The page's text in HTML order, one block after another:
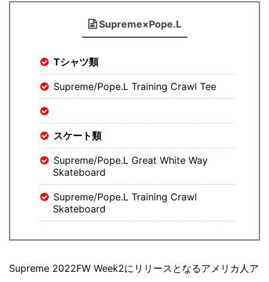
Supreme×Pope.L
Tシャツ類
Supreme/Pope.L Training Crawl Tee
スケート類
Supreme/Pope.L Great White Way
Skateboard
Supreme/Pope.L Training Crawl
Skateboard
Supreme 2022FW Week2にリリースとなるアメリカ人ア